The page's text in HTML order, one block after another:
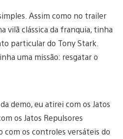
Assim como no trailer
vilã clássica da franquia, tinha
particular do Tony Stark.
uma missão: resgatar o
demo, eu atirei com os Jatos
os Jatos Repulsores
com os controles versáteis do